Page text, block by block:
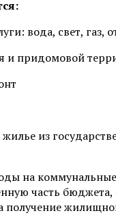
вода, свет, газ,
и придомовой
из
на
часть бюджета,
получение